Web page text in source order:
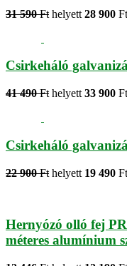
31 590 Ft helyett 28 900 Ft
Csirkeháló
41 490 Ft helyett 33 900 Ft
Csirkeháló
22 900 Ft helyett 19 490 Ft
Hernyózó olló fej
méteres alumínium